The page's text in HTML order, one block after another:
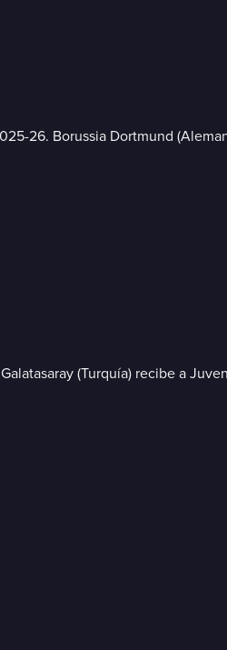
26. Borussia Dortmund
(Turquía) recibe a